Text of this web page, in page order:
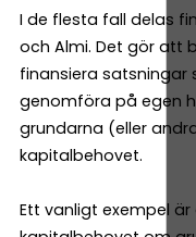
I de flesta fall delas
och Almi. Det gör att
finansiera satsningar
genomföra på egen
grundarna (eller
kapitalbehovet.
Ett vanligt exempel